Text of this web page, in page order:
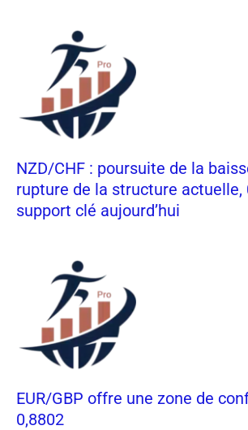
NZD/CHF : poursuite de la
rupture de la structure actuelle,
support clé aujourd’hui
EUR/GBP offre une zone de
0,8802